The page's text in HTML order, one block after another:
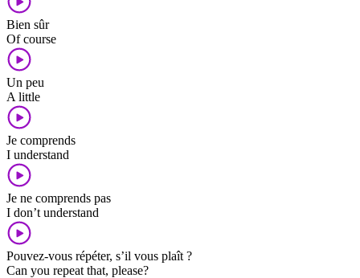
Bien sûr
Of course
Un peu
A little
Je comprends
I understand
Je ne comprends pas
I don’t understand
Pouvez-vous répéter, s’il vous plaît ?
Can you repeat that, please?